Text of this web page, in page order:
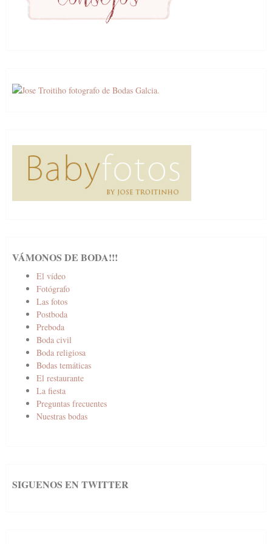
VÁMONOS DE BODA!!!
El vídeo
Fotógrafo
Las fotos
Postboda
Preboda
Boda civil
Boda religiosa
Bodas temáticas
El restaurante
La fiesta
Preguntas frecuentes
Nuestras bodas
SIGUENOS EN TWITTER